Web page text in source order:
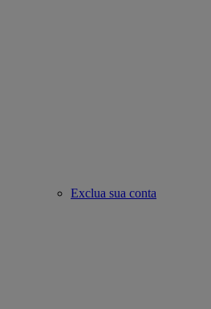
Exclua sua conta